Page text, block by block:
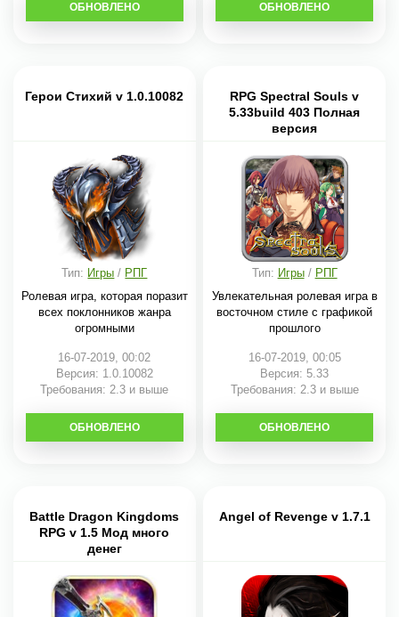
СКАЧАТЬ
ОБНОВЛЕНО СКАЧАТЬ
ОБНОВЛЕНО
Герои Стихий v 1.0.10082
Тип: Игры / РПГ
Ролевая игра, которая поразит
всех поклонников жанра
огромными
16-07-2019, 00:02
Версия: 1.0.10082
Требования: 2.3 и выше
СКАЧАТЬ
ОБНОВЛЕНО
RPG Spectral Souls v
5.33build 403 Полная
версия
Тип: Игры/ РПГ
Увлекательная ролевая игра в
восточном стиле с графикой
прошлого
16-07-2019, 00:05
Версия: 5.33
Требования: 2.3 и выше
СКАЧАТЬ
ОБНОВЛЕНО
Battle Dragon Kingdoms
RPG v 1.5 Мод много
денег
Angel of Revenge v 1.7.1